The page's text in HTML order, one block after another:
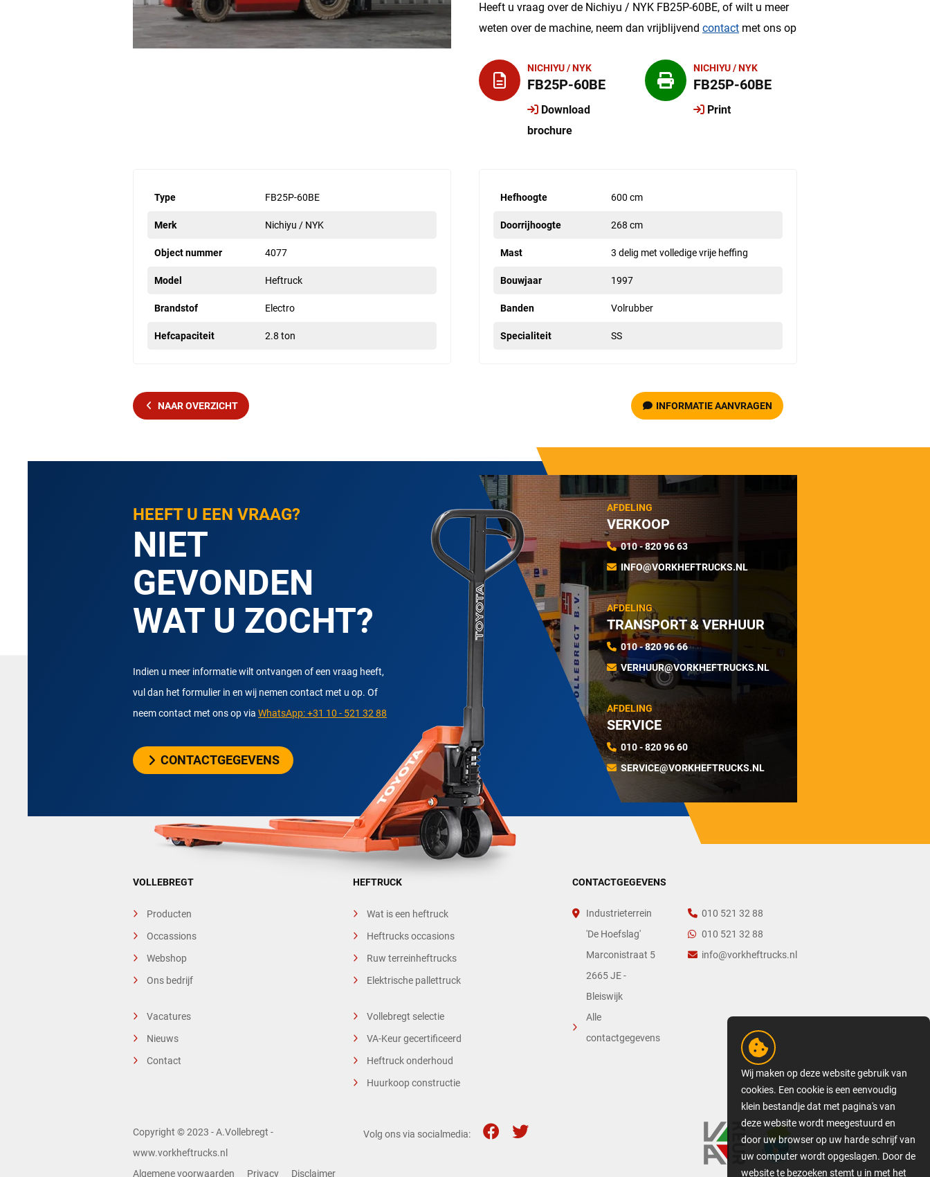
Heeft u vraag over de Nichiyu / NYK FB25P-60BE, of wilt u meer
weten over de machine, neem dan vrijblijvend contact met ons op
NICHIYU / NYK
FB25P-60BE
Download
brochure
NICHIYU / NYK
FB25P-60BE
Print
Type FB25P-60BE
Merk Nichiyu / NYK
Object nummer 4077
Model Heftruck
Brandstof Electro
Hefcapaciteit 2.8 ton
Hefhoogte 600 cm
Doorrijhoogte 268 cm
Mast 3 delig met volledige vrije heffing
Bouwjaar 1997
Banden Volrubber
Specialiteit SS
NAAR OVERZICHT INFORMATIE AANVRAGEN
HEEFT U EEN VRAAG?
NIET
GEVONDEN
WAT U ZOCHT?
Indien u meer informatie wilt ontvangen of een vraag heeft,
vul dan het formulier in en wij nemen contact met u op. Of
neem contact met ons op via WhatsApp: +31 10 - 521 32 88
CONTACTGEGEVENS
AFDELING
VERKOOP
010 - 820 96 63
INFO@VORKHEFTRUCKS.NL
AFDELING
TRANSPORT & VERHUUR
010 - 820 96 66
VERHUUR@VORKHEFTRUCKS.NL
AFDELING
SERVICE
010 - 820 96 60
SERVICE@VORKHEFTRUCKS.NL
VOLLEBREGT
Producten
Occassions
Webshop
Ons bedrijf
Vacatures
Nieuws
Contact
HEFTRUCK
Wat is een heftruck
Heftrucks occasions
Ruw terreinheftrucks
Elektrische pallettruck
Vollebregt selectie
VA-Keur gecertificeerd
Heftruck onderhoud
Huurkoop constructie
CONTACTGEGEVENS
Industrieterrein
'De Hoefslag'
Marconistraat 5
2665 JE -
Bleiswijk
Alle
contactgegevens
010 521 32 88
010 521 32 88
info@vorkheftrucks.nl
Copyright © 2023 - A.Vollebregt -
www.vorkheftrucks.nl
Algemene voorwaarden
Privacy Disclaimer
Volg ons via socialmedia:
Wij maken op deze website gebruik van
cookies. Een cookie is een eenvoudig
klein bestandje dat met pagina's van
deze website wordt meegestuurd en
door uw browser op uw harde schrijf van
uw computer wordt opgeslagen. Door de
website te bezoeken stemt u in met het